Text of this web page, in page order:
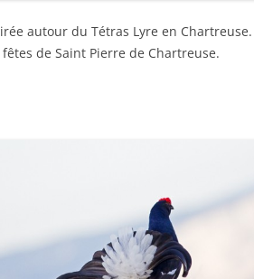
autour du Tétras Lyre en
de Saint Pierre de Chartreuse.